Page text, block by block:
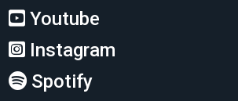
Youtube
Instagram
Spotify